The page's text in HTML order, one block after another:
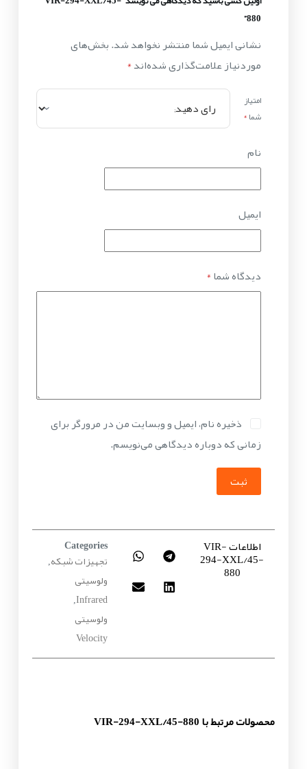
880”
نشانی ایمیل شما منتشر نخواهد شد.بخش‌های
موردنیاز علامت‌گذاری شده‌اند*
امتیاز
شما*
نام
ایمیل
دیدگاه شما*
ذخیره نام، ایمیل و وبسایت من در مرورگر برای
زمانی که دوباره دیدگاهی می‌نویسم.
ثبت
اطلاعات VIR-
294-XXL/45-
880
Categories
تجهیزات شبکه,
ولوسیتی
Infrared
,
ولوسیتی
Velocity
محصولات مرتبط با VIR-294-XXL/45-880